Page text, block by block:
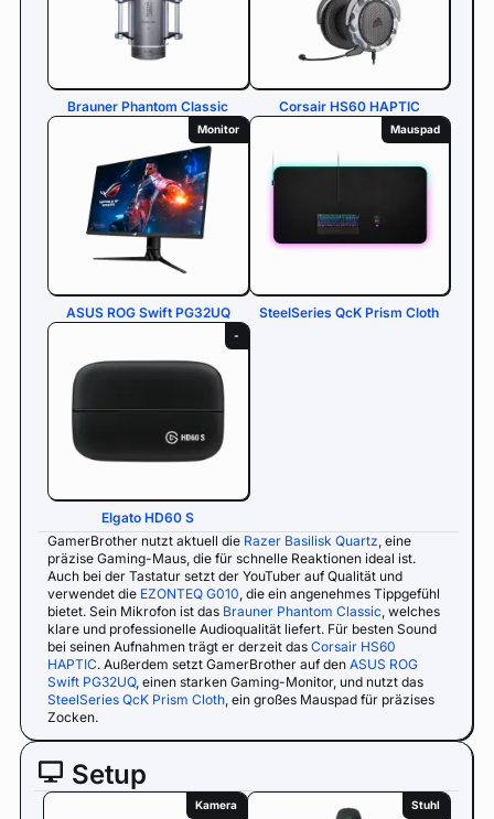
Brauner Phantom Classic Corsair HS60 HAPTIC
Monitor
ASUS ROG Swift PG32UQ
Mauspad
SteelSeries QcK Prism Cloth
-
Elgato HD60 S
GamerBrother nutzt aktuell die Razer Basilisk Quartz, eine
präzise Gaming-Maus, die für schnelle Reaktionen ideal ist.
Auch bei der Tastatur setzt der YouTuber auf Qualität und
verwendet die EZONTEQ G010, die ein angenehmes Tippgefühl
bietet. Sein Mikrofon ist das Brauner Phantom Classic, welches
klare und professionelle Audioqualität liefert. Für besten Sound
bei seinen Aufnahmen trägt er derzeit das Corsair HS60
HAPTIC. Außerdem setzt GamerBrother auf den ASUS ROG
Swift PG32UQ, einen starken Gaming-Monitor, und nutzt das
SteelSeries QcK Prism Cloth, ein großes Mauspad für präzises
Zocken.
Setup
Kamera Stuhl